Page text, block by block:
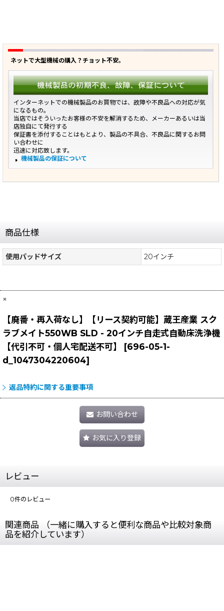
ネットで大型機械の購入？チョット不安。
インターネットでの機械製品のお買物では、故障や不良品への対応が気
になるもの。
当店ではそういったお客様の不安を解消するため、メーカーあるいは当
店独自にて発行する
保証書を添付することはもとより、製品の不具合、不良品に関するお問
い合わせに
迅速に対応致します。
機械製品の保証について
商品仕様
使用パッドサイズ 20インチ
×
【廃番・再入荷なし】【リース契約可能】蔵王産業 スク
ラブメイト550WB SLD - 20インチ自走式自動床洗浄機
【代引不可・個人宅配送不可】
[696-05-1-
d_1047304220604]
返品特約に関する重要事項
お問い合わせ
お気に入り登録
レビュー
0件のレビュー
関連商品 （一緒に購入すると便利な商品や比較対象商
品を紹介しています）